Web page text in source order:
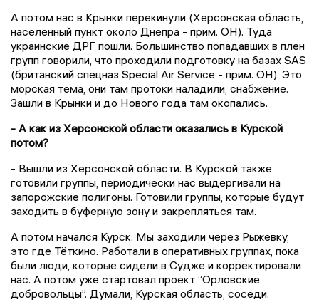
А потом нас в Крынки перекинули (Херсонская область,
населенный пункт около Днепра - прим. ОН). Туда
украинские ДРГ пошли. Большинство попадавших в плен
групп говорили, что проходили подготовку на базах SAS
(британский спецназ Special Air Service - прим. ОН). Это
морская тема, они там протоки наладили, снабжение.
Зашли в Крынки и до Нового года там окопались.
- А как из Херсонской области оказались в Курской
потом?
- Вышли из Херсонской области. В Курской также
готовили группы, периодически нас выдергивали на
запорожские полигоны. Готовили группы, которые будут
заходить в буферную зону и закрепляться там.
А потом начался Курск. Мы заходили через Рыжевку,
это где Тёткино. Работали в оперативных группах, пока
были люди, которые сидели в Судже и корректировали
нас. А потом уже стартовал проект “Орловские
добровольцы”. Думали, Курская область, соседи.